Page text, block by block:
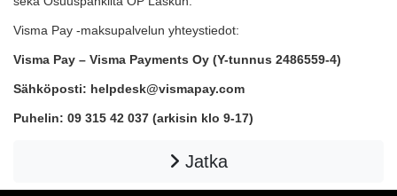
Visma Pay -maksupalvelun yhteystiedot:
Visma Pay – Visma Payments Oy (Y-tunnus 2486559-4)
Sähköposti: helpdesk@vismapay.com
Puhelin: 09 315 42 037 (arkisin klo 9-17)
Jatka